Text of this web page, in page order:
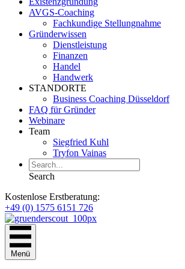
AVGS-Coaching
Fachkundige Stellungnahme
Gründerwissen
Dienstleistung
Finanzen
Handel
Handwerk
STANDORTE
Business Coaching Düsseldorf
FAQ für Gründer
Webinare
Team
Siegfried Kuhl
Tryfon Vainas
Search
Kostenlose Erstberatung:
+49 (0) 1575 6151 726
Menü